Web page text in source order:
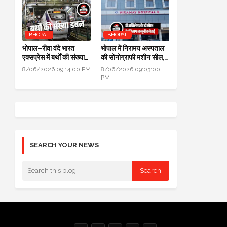
BHOPAL
भोपाल–रीवा वंदे भारत
एक्सप्रेस में बर्थों की संख्या
डबल से ज्यादा हुई
8/06/2026 09:14:00 PM
BHOPAL
भोपाल में निरामय अस्पताल
की सोनोग्राफी मशीन सील,
सीएमएचओ ने की कार्यवाही
8/06/2026 09:03:00
PM
SEARCH YOUR NEWS